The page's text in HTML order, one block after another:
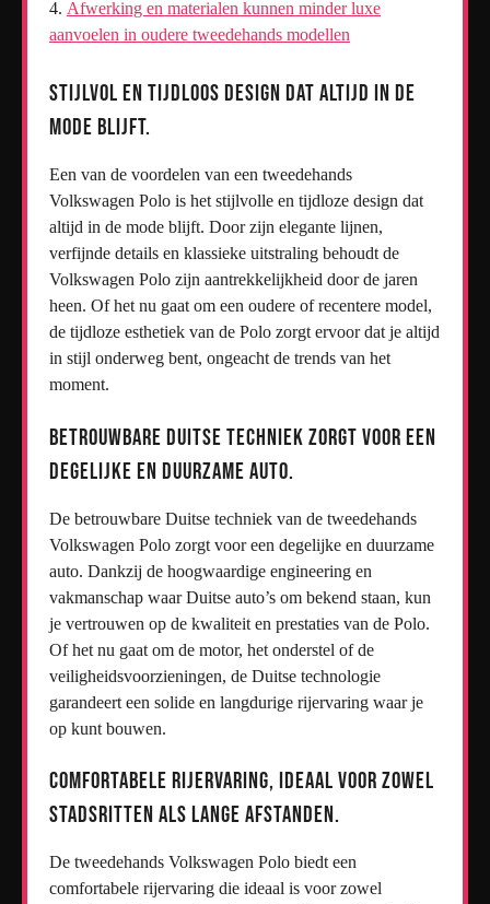
Afwerking en materialen kunnen minder luxe
aanvoelen in oudere tweedehands modellen
Stijlvol en tijdloos design dat altijd in de
mode blijft.
Een van de voordelen van een tweedehands
Volkswagen Polo is het stijlvolle en tijdloze design dat
altijd in de mode blijft. Door zijn elegante lijnen,
verfijnde details en klassieke uitstraling behoudt de
Volkswagen Polo zijn aantrekkelijkheid door de jaren
heen. Of het nu gaat om een oudere of recentere model,
de tijdloze esthetiek van de Polo zorgt ervoor dat je altijd
in stijl onderweg bent, ongeacht de trends van het
moment.
Betrouwbare Duitse techniek zorgt voor een
degelijke en duurzame auto.
De betrouwbare Duitse techniek van de tweedehands
Volkswagen Polo zorgt voor een degelijke en duurzame
auto. Dankzij de hoogwaardige engineering en
vakmanschap waar Duitse auto’s om bekend staan, kun
je vertrouwen op de kwaliteit en prestaties van de Polo.
Of het nu gaat om de motor, het onderstel of de
veiligheidsvoorzieningen, de Duitse technologie
garandeert een solide en langdurige rijervaring waar je
op kunt bouwen.
Comfortabele rijervaring, ideaal voor zowel
stadsritten als lange afstanden.
De tweedehands Volkswagen Polo biedt een
comfortabele rijervaring die ideaal is voor zowel